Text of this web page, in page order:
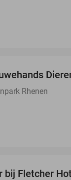
Rhenen
bij Fletcher